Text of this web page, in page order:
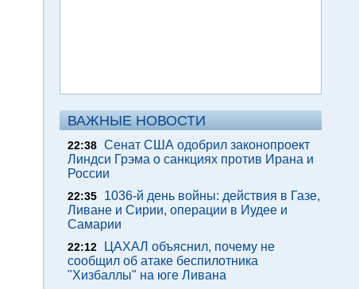
ВАЖНЫЕ НОВОСТИ
22:38 Сенат США одобрил законопроект
Линдси Грэма о санкциях против Ирана и
России
22:35
1036-й день войны: действия в Газе,
Ливане и Сирии, операции в Иудее и
Самарии
22:12
ЦАХАЛ объяснил, почему не
сообщил об атаке беспилотника
"Хизбаллы" на юге Ливана